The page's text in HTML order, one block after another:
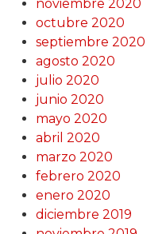
noviembre 2020
octubre 2020
septiembre 2020
agosto 2020
julio 2020
junio 2020
mayo 2020
abril 2020
marzo 2020
febrero 2020
enero 2020
diciembre 2019